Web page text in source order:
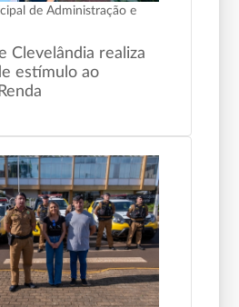
de Administração e
Clevelândia realiza
estímulo ao